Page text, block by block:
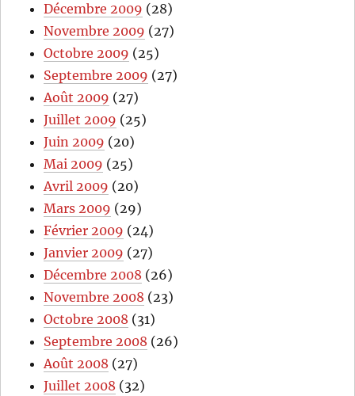
Décembre 2009 (28)
Novembre 2009 (27)
Octobre 2009 (25)
Septembre 2009 (27)
Août 2009 (27)
Juillet 2009 (25)
Juin 2009 (20)
Mai 2009 (25)
Avril 2009 (20)
Mars 2009 (29)
Février 2009 (24)
Janvier 2009 (27)
Décembre 2008 (26)
Novembre 2008 (23)
Octobre 2008 (31)
Septembre 2008 (26)
Août 2008 (27)
Juillet 2008 (32)